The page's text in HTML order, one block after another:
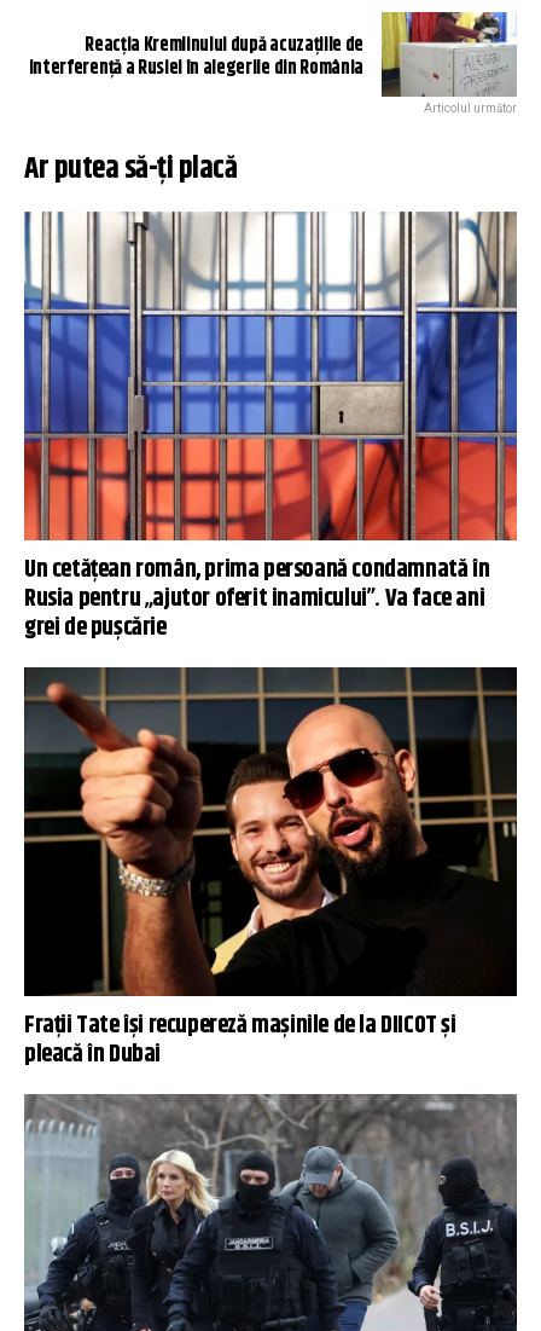
Reacția Kremlinului după acuzațiile de
interferenţă a Rusiei în alegerile din România
Articolul următor
Ar putea să-ți placă
Un cetățean român, prima persoană condamnată în
Rusia pentru „ajutor oferit inamicului”. Va face ani
grei de pușcărie
Frații Tate își recupereză mașinile de la DIICOT și
pleacă în Dubai